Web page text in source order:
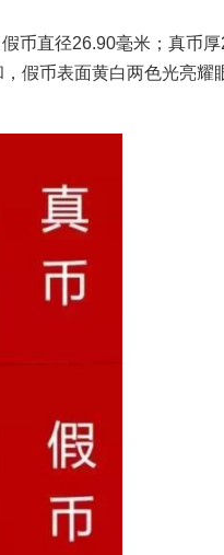
币直径26.90毫米；真币厚
假币表面黄白两色光亮耀